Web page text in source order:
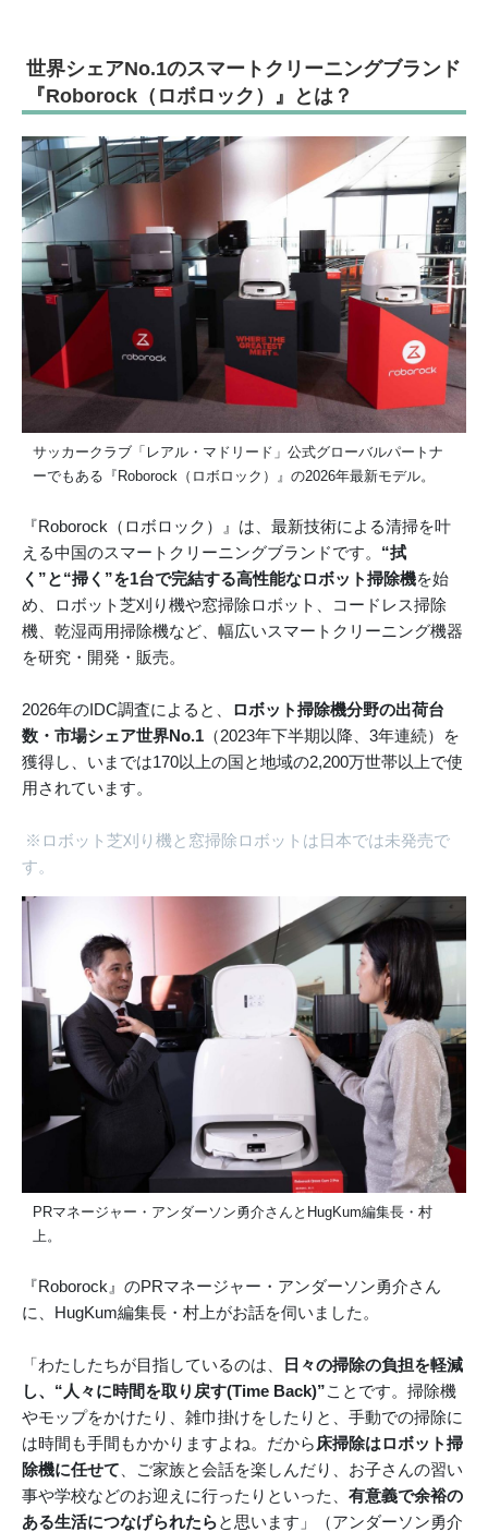
世界シェアNo.1のスマートクリーニングブランド
『Roborock（ロボロック）』とは？
サッカークラブ「レアル・マドリード」公式グローバルパートナ
ーでもある『Roborock（ロボロック）』の2026年最新モデル。
『Roborock（ロボロック）』は、最新技術による清掃を叶
える中国のスマートクリーニングブランドです。 “拭
く”と“掃く”を1台で完結する高性能なロボット掃除機を始
め、ロボット芝刈り機や窓掃除ロボット、コードレス掃除
機、乾湿両用掃除機など、幅広いスマートクリーニング機器
を研究・開発・販売。
2026年のIDC調査によると、
ロボット掃除機分野の出荷台
数・市場シェア世界No.1 （2023年下半期以降、3年連続）を
獲得し、いまでは170以上の国と地域の2,200万世帯以上で使
用されています。
※ロボット芝刈り機と窓掃除ロボットは日本では未発売で
す。
PRマネージャー・アンダーソン勇介さんとHugKum編集長・村
上。
『Roborock』のPRマネージャー・アンダーソン勇介さん
に、HugKum編集長・村上がお話を伺いました。
「わたしたちが目指しているのは、
日々の掃除の負担を軽減
し、“人々に時間を取り戻す(Time Back)”ことです。掃除機
やモップをかけたり、雑巾掛けをしたりと、手動での掃除に
は時間も手間もかかりますよね。だから 床掃除はロボット掃
除機に任せて 、ご家族と会話を楽しんだり、お子さんの習い
事や学校などのお迎えに行ったりといった、 有意義で余裕の
ある生活につなげられたらと思います」（アンダーソン勇介